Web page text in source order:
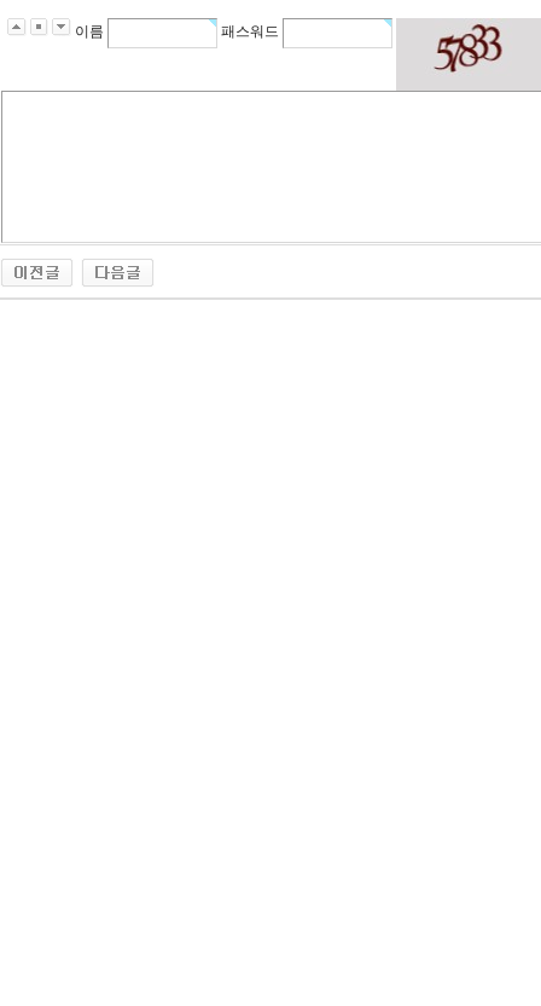
이름 패스워드